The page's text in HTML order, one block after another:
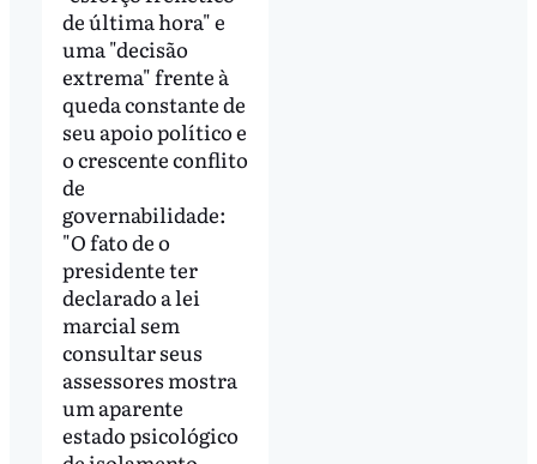
de última hora" e
uma "decisão
extrema" frente à
queda constante de
seu apoio político e
o crescente conflito
de
governabilidade:
"O fato de o
presidente ter
declarado a lei
marcial sem
consultar seus
assessores mostra
um aparente
estado psicológico